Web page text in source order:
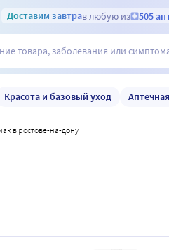
Доставим завтрав любую из 505
Красота и базовый уход
в ростове-на-дону